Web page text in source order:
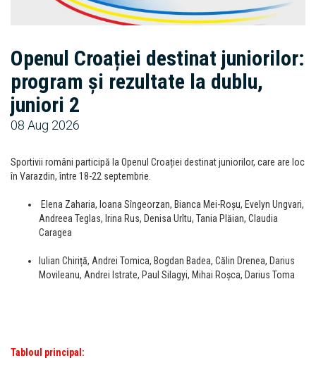
Openul Croației destinat juniorilor:
program și rezultate la dublu,
juniori 2
08 Aug 2026
Sportivii români participă la Openul Croației destinat juniorilor, care are loc
în Varazdin, între 18-22 septembrie.
Elena Zaharia, Ioana Sîngeorzan, Bianca Mei-Roșu, Evelyn Ungvari,
Andreea Teglas, Irina Rus, Denisa Urîtu, Tania Plăian, Claudia
Caragea
Iulian Chiriță, Andrei Tomica, Bogdan Badea, Călin Drenea, Darius
Movileanu, Andrei Istrate, Paul Silagyi, Mihai Roșca, Darius Toma
Tabloul principal: